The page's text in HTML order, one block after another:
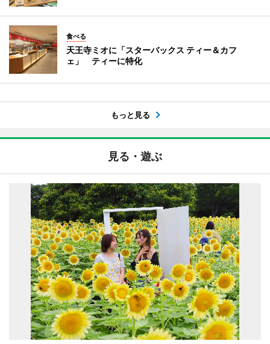
食べる
天王寺ミオに「スターバックス ティー＆カフ
ェ」 ティーに特化
もっと見る
見る・遊ぶ